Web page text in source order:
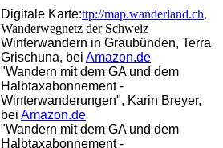
Digitale Karte:ttp://map.wanderland.ch,
Wanderwegnetz der Schweiz
Winterwandern in Graubünden, Terra
Grischuna, bei Amazon.de
"Wandern mit dem GA und dem
Halbtaxabonnement -
Winterwanderungen", Karin Breyer,
bei Amazon.de
"Wandern mit dem GA und dem
Halbtaxabonnement -